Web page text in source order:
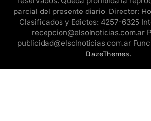
parcial del presente diario. Director:
Clasificados y Edictos: 4257-6325
recepcion@elsolnoticias.com.ar
publicidad@elsolnoticias.com.ar
BlazeThemes.